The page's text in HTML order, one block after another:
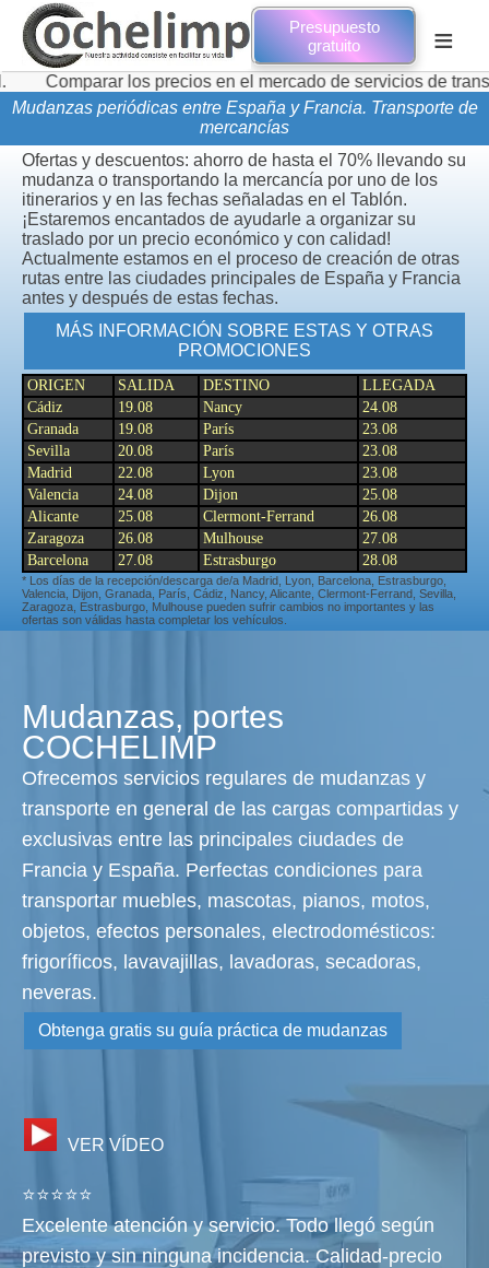
Presupuesto
gratuito
≡
los precios en el mercado de servicios de transporte de
Mudanzas periódicas entre España y Francia. Transporte de
mercancías
Ofertas y descuentos: ahorro de hasta el 70% llevando su
mudanza o transportando la mercancía por uno de los
itinerarios y en las fechas señaladas en el Tablón.
¡Estaremos encantados de ayudarle a organizar su
traslado por un precio económico y con calidad!
Actualmente estamos en el proceso de creación de otras
rutas entre las ciudades principales de España y Francia
antes y después de estas fechas.
MÁS INFORMACIÓN SOBRE ESTAS Y OTRAS
PROMOCIONES
ORIGEN SALIDA DESTINO
LLEGADA
Cádiz
19.08 Nancy
24.08
Granada
19.08 París
23.08
Sevilla
20.08 París
23.08
Madrid
22.08 Lyon
23.08
Valencia
24.08 Dijon
25.08
Alicante
25.08 Clermont-Ferrand
26.08
Zaragoza
26.08 Mulhouse
27.08
Barcelona
27.08 Estrasburgo 28.08
* Los días de la recepción/descarga de/a Madrid, Lyon, Barcelona, Estrasburgo,
Valencia, Dijon, Granada, París, Cádiz, Nancy, Alicante, Clermont-Ferrand, Sevilla,
Zaragoza, Estrasburgo, Mulhouse pueden sufrir cambios no importantes y las
ofertas son válidas hasta completar los vehículos.
Mudanzas, portes
COCHELIMP
Ofrecemos servicios regulares de mudanzas y
transporte en general de las cargas compartidas y
exclusivas entre las principales ciudades de
Francia y España. Perfectas condiciones para
transportar muebles, mascotas, pianos, motos,
objetos, efectos personales, electrodomésticos:
frigoríficos, lavavajillas, lavadoras, secadoras,
neveras.
Obtenga gratis su guía práctica de mudanzas
VER VÍDEO
⭐⭐⭐⭐⭐
Excelente atención y servicio. Todo llegó según
previsto y sin ninguna incidencia. Calidad-precio